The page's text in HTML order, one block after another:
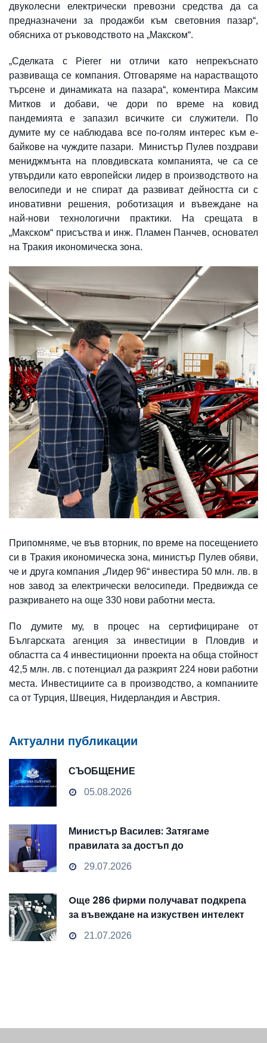
двуколесни електрически превозни средства да са
предназначени за продажби към световния пазар“,
обясниха от ръководството на „Макском“.
„Сделката с Pierer ни отличи като непрекъснато
развиваща се компания. Отговаряме на нарастващото
търсене и динамиката на пазара“, коментира Максим
Митков и добави, че дори по време на ковид
пандемията е запазил всичките си служители. По
думите му се наблюдава все по-голям интерес към е-
байкове на чуждите пазари. Министър Пулев поздрави
мениджмънта на пловдивската компанията, че са се
утвърдили като европейски лидер в производството на
велосипеди и не спират да развиват дейността си с
иновативни решения, роботизация и въвеждане на
най-нови технологични практики. На срещата в
„Макском“ присъства и инж. Пламен Панчев, основател
на Тракия икономическа зона.
Припомняме, че във вторник, по време на посещението
си в Тракия икономическа зона, министър Пулев обяви,
че и друга компания „Лидер 96“ инвестира 50 млн. лв. в
нов завод за електрически велосипеди. Предвижда се
разкриването на още 330 нови работни места.
По думите му, в процес на сертифициране от
Българската агенция за инвестиции в Пловдив и
областта са 4 инвестиционни проекта на обща стойност
42,5 млн. лв. с потенциал да разкрият 224 нови работни
места. Инвестициите са в производство, а компаниите
са от Турция, Швеция, Нидерландия и Австрия.
Актуални публикации
СЪОБЩЕНИЕ
05.08.2026
Министър Василев: Затягаме
правилата за достъп до
чувствителни данни
29.07.2026
Oще 286 фирми получават подкрепа
за въвеждане на изкуствен интелект
и облачни технологии
21.07.2026